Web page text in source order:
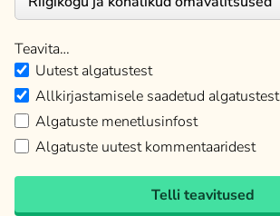
Teavita…
Uutest algatustest
Allkirjastamisele saadetud algatustest
Algatuste menetlusinfost
Algatuste uutest kommentaaridest
Telli teavitused